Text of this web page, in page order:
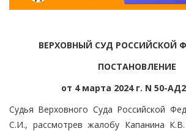
ВЕРХОВНЫЙ СУД РОССИЙСКОЙ
ПОСТАНОВЛЕНИЕ
от 4 марта 2024 г. N 50-
Судья Верховного Суда Российской
С.И., рассмотрев жалобу Капанина